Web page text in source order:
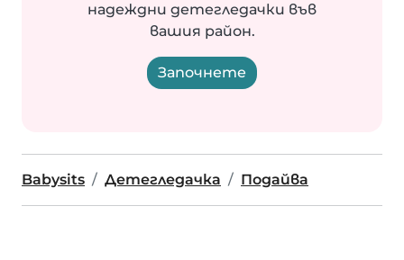
надеждни детегледачки във
вашия район.
Започнете
Babysits Детегледачка Подайва